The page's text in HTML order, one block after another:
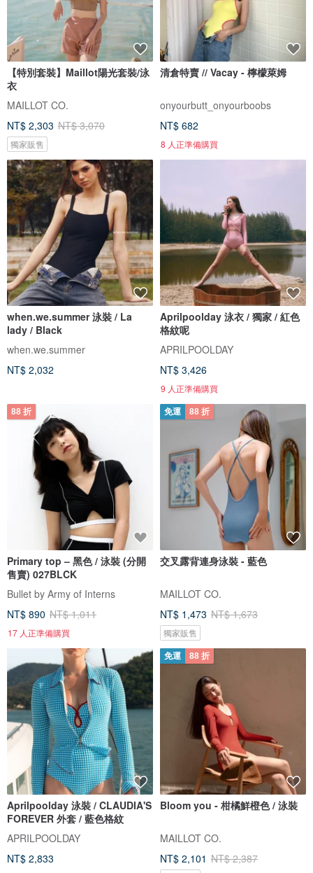
【特別套裝】Maillot陽光套裝/泳
衣
MAILLOT CO.
NT$ 2,303 NT$ 3,070
獨家販售
清倉特賣 // Vacay - 檸檬萊姆
onyourbutt_onyourboobs
NT$ 682
8 人正準備購買
when.we.summer 泳裝 / La
lady / Black
when.we.summer
NT$ 2,032
Aprilpoolday 泳衣 / 獨家 / 紅色
格紋呢
APRILPOOLDAY
NT$ 3,426
9 人正準備購買
88 折
Primary top – 黑色 / 泳裝 (分開
售賣) 027BLCK
Bullet by Army of Interns
NT$ 890 NT$ 1,011
17 人正準備購買
免運 88 折
交叉露背連身泳裝 - 藍色
MAILLOT CO.
NT$ 1,473 NT$ 1,673
獨家販售
Aprilpoolday 泳裝 / CLAUDIA'S
FOREVER 外套 / 藍色格紋
APRILPOOLDAY
NT$ 2,833
免運 88 折
Bloom you - 柑橘鮮橙色 / 泳裝
MAILLOT CO.
NT$ 2,101 NT$ 2,387